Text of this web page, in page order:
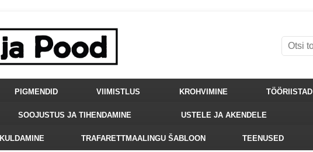
PIGMENDID VIIMISTLUS KROHVIMINE TÖÖRIISTAD
SOOJUSTUS JA TIHENDAMINE USTELE JA AKENDELE
KULDAMINE TRAFARETTMAALINGU ŠABLOON TEENUSED